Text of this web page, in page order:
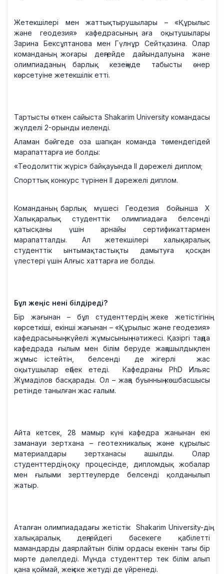
Жетекшілері мен жаттықтырушылары – «Құрылыс
және геодезия» кафедрасының аға оқытушылары
Зарина Бексұлтанова мен Гүлнұр Сейтқазина. Олар
команданың жоғары деңгейде дайындалуына және
олимпиаданың барлық кезеңінде табысты өнер
көрсетуіне жетекшілік етті.
Тартысты өткен сайыста Shakarim University командасы
жүлделі 2-орынды иеленді.
Аламан бәйгеде оза шапқан команда төмендегідей
марапаттарға ие болды:
«Теодолиттік жүріс» байқауында II дәрежелі диплом;
Спорттық конкурс түрінен II дәрежелі диплом.
Команданың барлық мүшесі Геодезия бойынша X
Халықаралық студенттік олимпиадаға белсенді
қатысқаны үшін арнайы сертификаттармен
марапатталды. Ал жетекшілері халықаралық
студенттік ынтымақтастықты дамытуға қосқан
үлестері үшін Алғыс хаттарға ие болды.
Бұл жеңіс нені білдіреді?
Бір жағынан – бұл студенттердің жеке жетістігінің
көрсеткіші, екінші жағынан – «Құрылыс және геодезия»
кафедрасының жүйелі жұмысының нәтижесі. Қазіргі таңда
кафедрада ғылым мен білім беруде жаңашылдықпен
жұмыс істейтін, белсенді де жігерлі жас
оқытушылар еңбек етеді.
Кафедраны PhD Ильяс
Жұмаділов басқарады. Ол – жаңа буынның көшбасшысы
ретінде танылған жас ғалым.
Айта кетсек, 28 мамыр күні кафедра жанынан екі
заманауи зертхана – геотехникалық және құрылыс
материалдары зертханасы ашылды. Олар
студенттердің оқу процесінде, дипломдық жобалар
мен ғылыми зерттеулерде белсенді қолданылып
жатыр.
Аталған олимпиададағы жетістік Shakarim University-дің
халықаралық деңгейдегі бәсекеге қабілетті
мамандарды даярлайтын білім ордасы екенін тағы бір
мәрте дәлелдеді. Мұнда студенттер тек білім алып
қана қоймай, жеңіске жетуді де үйренеді.